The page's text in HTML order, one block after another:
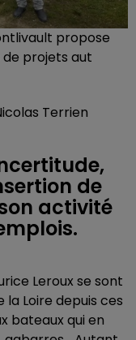
propose
projets aut
Terrien
de
activité
Leroux se sont
Loire depuis ces
bateaux qui en